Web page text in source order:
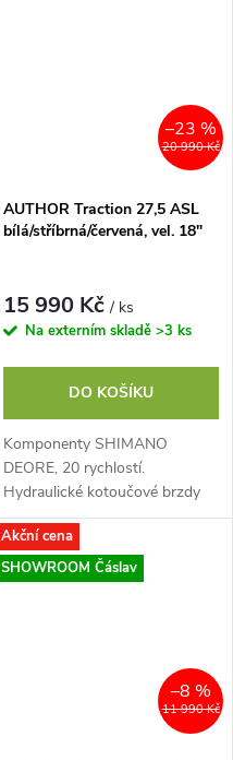
20 990 Kč
–23 %
AUTHOR Traction 27,5 ASL
bílá/stříbrná/červená, vel. 18"
15 990 Kč/ ks
Na externím skladě >3 ks
DO KOŠÍKU
Komponenty SHIMANO
DEORE, 20 rychlostí.
Hydraulické kotoučové brzdy
TEKTRO. Skladací pláště
VITTORIA BARZO 27.5"x2.25".
Akční cena
SHOWROOM Čáslav
11 990 Kč
–8 %